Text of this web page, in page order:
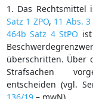
1. Das Rechtsmittel
Satz 1 ZPO, 11 Abs. 3
464b Satz 4 StPO
überschritten. Über
Strafsachen
entscheiden (vgl.
136/19– mwN).